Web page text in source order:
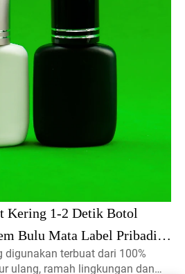
Kering 1-2 Detik Botol
Bulu Mata Label Pribadi
- Beli Lem Bulu Mata Bo
digunakan terbuat dari 100%
ulang, ramah lingkungan dan